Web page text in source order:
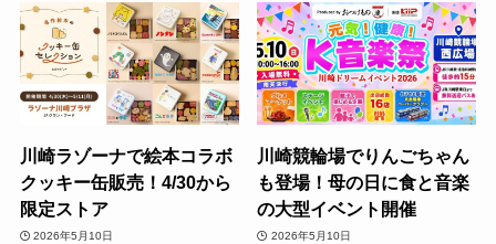
川崎ラゾーナで絵本コラボ
クッキー缶販売！4/30から
限定ストア
2026年5月10日
川崎競輪場でりんごちゃん
も登場！母の日に食と音楽
の大型イベント開催
2026年5月10日